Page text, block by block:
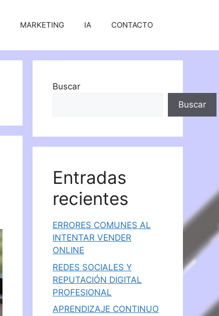
MARKETING IA CONTACTO
Buscar
Buscar
Entradas
recientes
ERRORES COMUNES AL
INTENTAR VENDER
ONLINE
REDES SOCIALES Y
REPUTACIÓN DIGITAL
PROFESIONAL
APRENDIZAJE CONTINUO